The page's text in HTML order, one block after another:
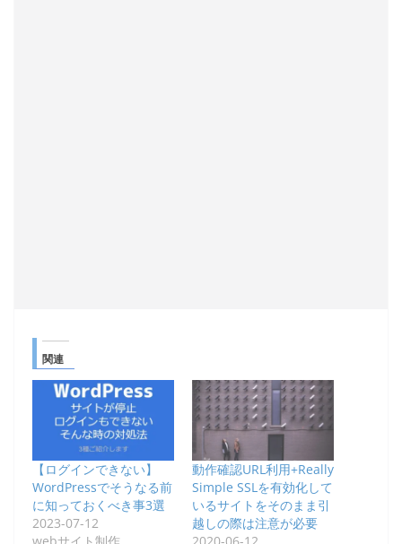
関連
【ログインできない】
WordPressでそうなる前
に知っておくべき事3選
2023-07-12
動作確認URL利用+Really
Simple SSLを有効化して
いるサイトをそのまま引
越しの際は注意が必要